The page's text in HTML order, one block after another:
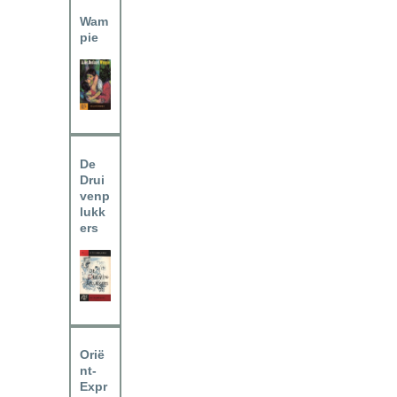
Wam
pie
De
Drui
venp
lukk
ers
Orië
nt-
Expr